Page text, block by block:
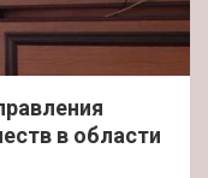
в области